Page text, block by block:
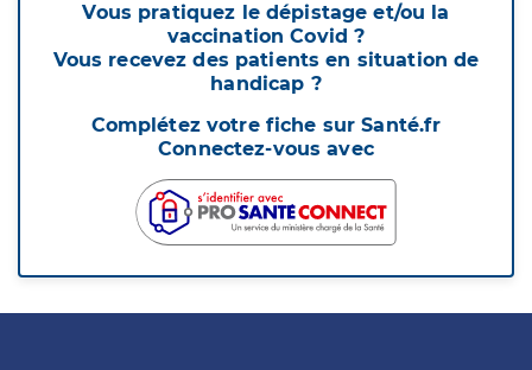
Vous pratiquez le dépistage et/ou la
vaccination Covid ?
Vous recevez des patients en situation de
handicap ?
Complétez votre fiche sur Santé.fr
Connectez-vous avec